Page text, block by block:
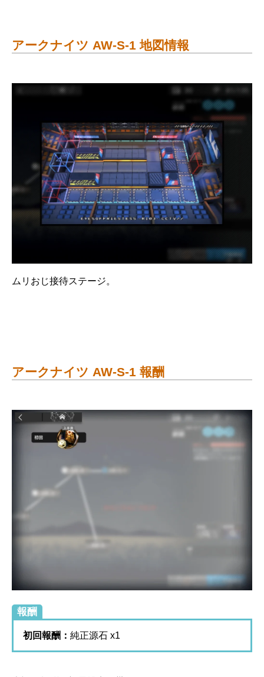
アークナイツ AW-S-1 地図情報
ムリおじ接待ステージ。
アークナイツ AW-S-1 報酬
報酬
初回報酬： 純正源石 x1